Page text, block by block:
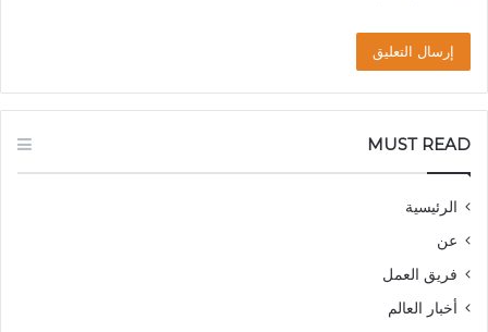
MUST READ
الرئيسية
عن
فريق العمل
أخبار العالم